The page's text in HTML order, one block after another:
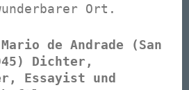
Ort.
de Andrade (San
Dichter,
Essayist und